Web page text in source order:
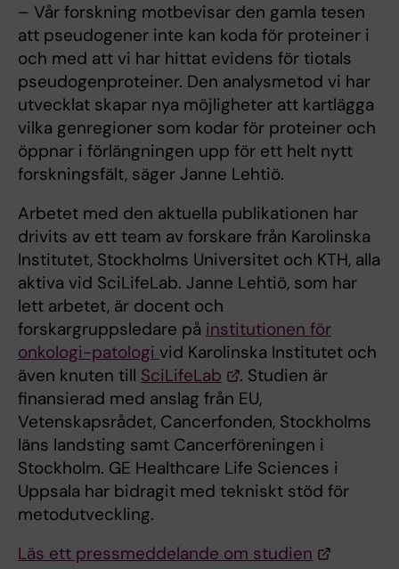
– Vår forskning motbevisar den gamla tesen
att pseudogener inte kan koda för proteiner i
och med att vi har hittat evidens för tiotals
pseudogenproteiner. Den analysmetod vi har
utvecklat skapar nya möjligheter att kartlägga
vilka genregioner som kodar för proteiner och
öppnar i förlängningen upp för ett helt nytt
forskningsfält, säger Janne Lehtiö.
Arbetet med den aktuella publikationen har
drivits av ett team av forskare från Karolinska
Institutet, Stockholms Universitet och KTH, alla
aktiva vid SciLifeLab. Janne Lehtiö, som har
lett arbetet, är docent och
forskargruppsledare på institutionen för
onkologi-patologi vid Karolinska Institutet och
även knuten till SciLifeLab
. Studien är
finansierad med anslag från EU,
Vetenskapsrådet, Cancerfonden, Stockholms
läns landsting samt Cancerföreningen i
Stockholm. GE Healthcare Life Sciences i
Uppsala har bidragit med tekniskt stöd för
metodutveckling.
Läs ett pressmeddelande om studien